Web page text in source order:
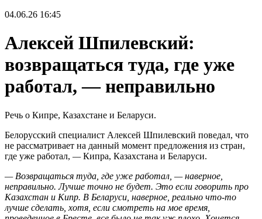
04.06.26 16:45
Алексей Шпилевский:
возвращаться туда, где уже
работал, — неправильно
Речь о Кипре, Казахстане и Беларуси.
Белорусский специалист Алексей Шпилевский поведал, что
не рассматривает на данный момент предложения из стран,
где уже работал, —Кипра, Казахстана и Беларуси.
— Возвращаться туда, где уже работал, — наверное,
неправильно. Лучше точно не будет. Это если говорить про
Казахстан и Кипр. В Беларуси, наверное, реально что-то
лучше сделать, хотя, если смотреть на мое время,